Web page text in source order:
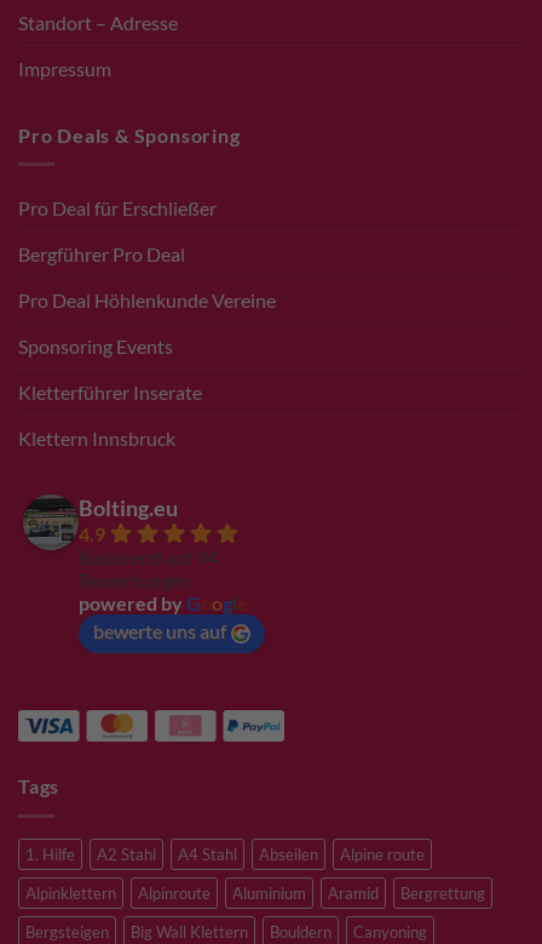
Standort – Adresse
Impressum
Pro Deals & Sponsoring
Pro Deal für Erschließer
Bergführer Pro Deal
Pro Deal Höhlenkunde Vereine
Sponsoring Events
Kletterführer Inserate
Klettern Innsbruck
Bolting.eu
4.9
Basierend auf 94
Bewertungen
powered by G ogl
bewerte uns auf
Tags
1. Hilfe A2 Stahl A4 Stahl Abseilen
Alpine route
Alpinklettern
Alpinroute Aluminium Aramid
Bergrettung
Bergsteigen
Big Wall Klettern Bouldern
Canyoning